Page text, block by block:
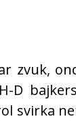
zvuk,
D
svirka